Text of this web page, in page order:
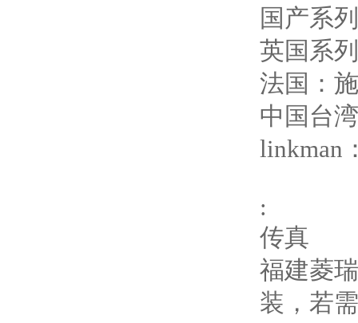
国产系
英国系
法国：
中国台
linkman
:
传真
福建菱
装，若